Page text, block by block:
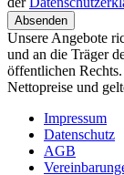
Absenden
Unsere Angebote
und an die Träger
öffentlichen
Nettopreise und
Impressum
Datenschutz
AGB